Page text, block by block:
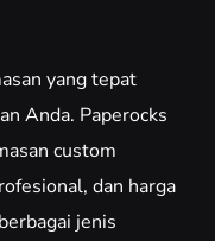
yang tepat
Anda. Paperocks
custom
dan harga
jenis